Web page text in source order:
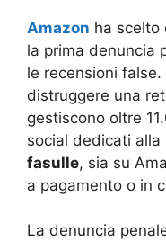
Amazon ha scelto
la prima denuncia
le recensioni
distruggere una
gestiscono oltre
social dedicati alla
fasulle, sia su
a pagamento o in
La denuncia